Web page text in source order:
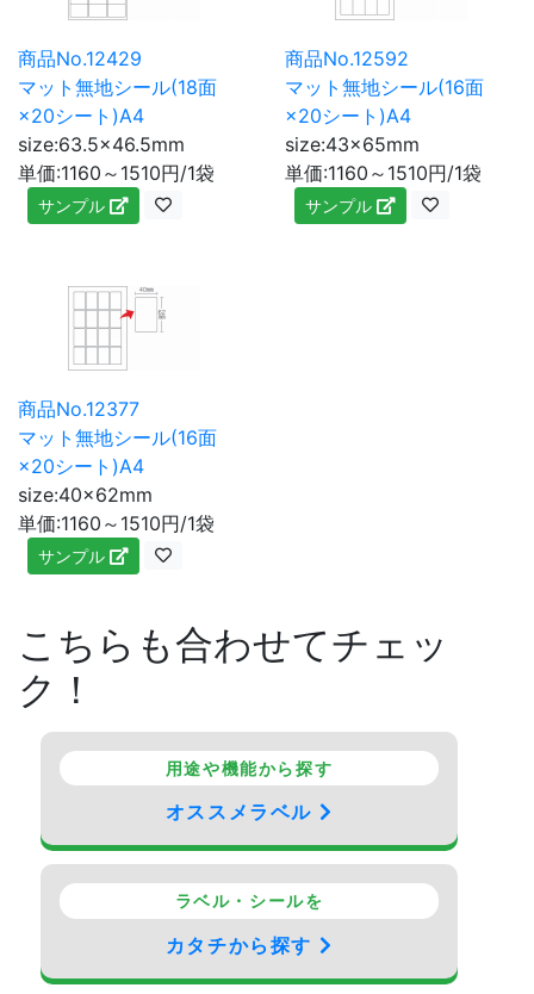
商品No.12429
マット無地シール(18面
×20シート)A4
size:63.5×46.5mm
単価:1160～1510円/1袋
サンプル
商品No.12592
マット無地シール(16面
×20シート)A4
size:43×65mm
単価:1160～1510円/1袋
サンプル
商品No.12377
マット無地シール(16面
×20シート)A4
size:40×62mm
単価:1160～1510円/1袋
サンプル
こちらも合わせてチェッ
ク！
用途や機能から探す
オススメラベル
ラベル・シールを
カタチから探す